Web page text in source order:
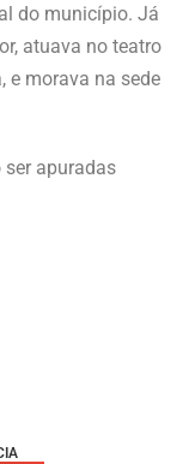
do município. Já
atuava no teatro
e morava na sede
apuradas